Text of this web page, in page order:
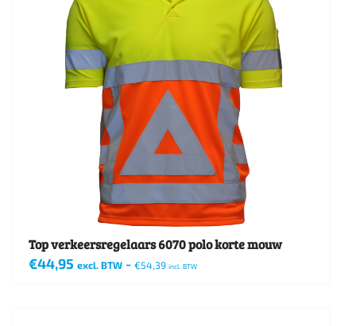
Top verkeersregelaars 6070 polo korte mouw
€44,95 excl. BTW - €54,39 incl. BTW